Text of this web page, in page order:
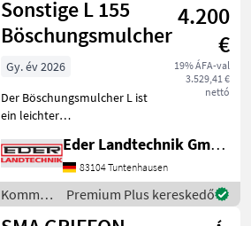
Samasz
Sonstige L 155
Böschungsmulcher
4.200
€
19% ÁFA-val
3.529,41 €
nettó
Gy. év 2026
Der Böschungsmulcher L ist
ein leichter
Parallelogrammführung
und die ideale Lösung für
Traktoren mit geringerer
Leistung (Ab 25 PS). Er
eignet s
Eder Landtechnik GmbH
83104 Tuntenhausen
Kommunális
gépek /
Premium Plus kereskedő